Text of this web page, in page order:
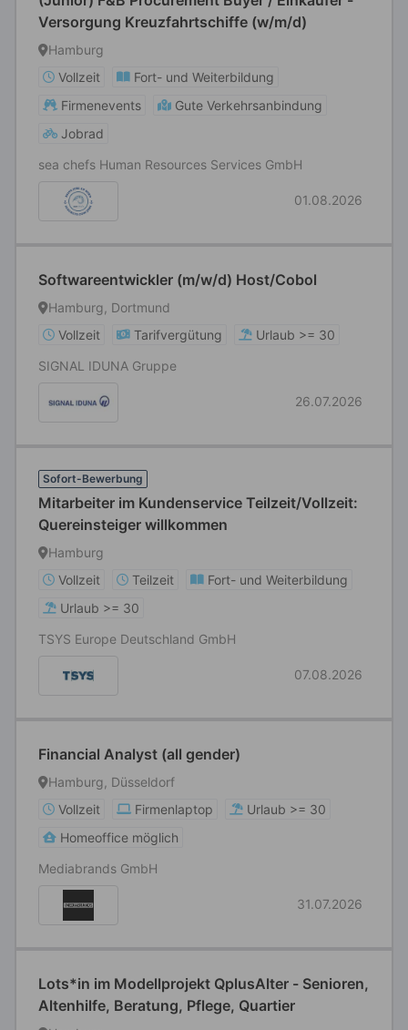
Versorgung Kreuzfahrtschiffe (w/m/d)
Hamburg
Vollzeit
Fort- und Weiterbildung
Firmenevents
Gute Verkehrsanbindung
Jobrad
sea chefs Human Resources Services GmbH
01.08.2026
Softwareentwickler (m/w/d) Host/Cobol
Hamburg, Dortmund
Vollzeit
Tarifvergütung
Urlaub >= 30
SIGNAL IDUNA Gruppe
26.07.2026
Sofort-Bewerbung
Mitarbeiter im Kundenservice Teilzeit/Vollzeit:
Quereinsteiger willkommen
Hamburg
Vollzeit
Teilzeit
Fort- und Weiterbildung
Urlaub >= 30
TSYS Europe Deutschland GmbH
07.08.2026
Financial Analyst (all gender)
Hamburg, Düsseldorf
Vollzeit
Firmenlaptop
Urlaub >= 30
Homeoffice möglich
Mediabrands GmbH
31.07.2026
Lots*in im Modellprojekt QplusAlter - Senioren,
Altenhilfe, Beratung, Pflege, Quartier